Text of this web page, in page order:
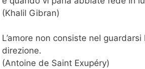
(Khalil Gibran)
L’amore non consiste nel
direzione.
(Antoine de Saint Exupéry)